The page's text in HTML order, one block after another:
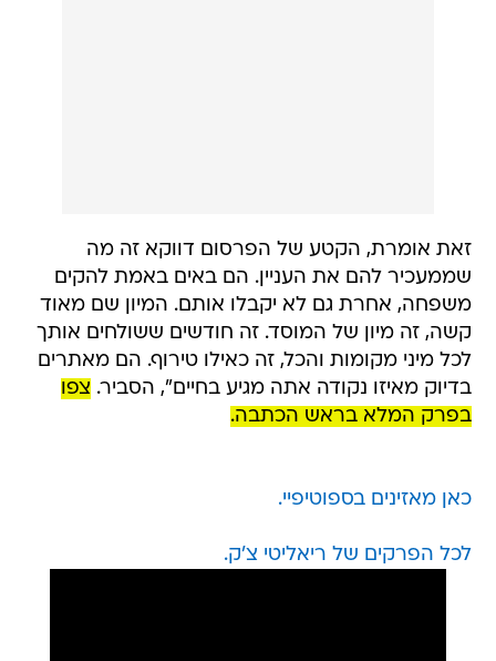
זאת אומרת, הקטע של הפרסום דווקא זה מה
שממעכיר להם את העניין. הם באים באמת להקים
משפחה, אחרת גם לא יקבלו אותם. המיון שם מאוד
קשה, זה מיון של המוסד. זה חודשים ששולחים אותך
לכל מיני מקומות והכל, זה כאילו טירוף. הם מאתרים
בדיוק מאיזו נקודה אתה מגיע בחיים", הסביר. צפו
בפרק המלא בראש הכתבה.
כאן מאזינים בספוטיפיי.
לכל הפרקים של ריאליטי צ'ק.